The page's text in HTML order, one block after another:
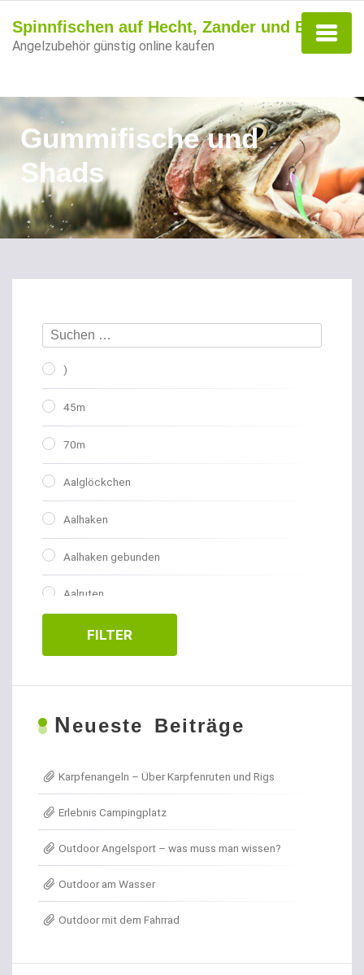
Spinnfischen auf Hecht, Zander und Barsch
Angelzubehör günstig online kaufen
Gummifische und
Shads
)
45m
70m
Aalglöckchen
Aalhaken
Aalhaken gebunden
Aalruten
Abhakmatten
Angel- / Jagd- & Outdoormesser
Angelkoffer
Angelrollen für das Forellenangeln
Angelschnur Dorsch
FILTER
Neueste Beiträge
Karpfenangeln – Über Karpfenruten und Rigs
Erlebnis Campingplatz
Outdoor Angelsport – was muss man wissen?
Outdoor am Wasser
Outdoor mit dem Fahrrad